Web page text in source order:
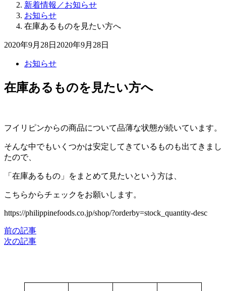
新着情報／お知らせ
お知らせ
在庫あるものを見たい方へ
2020年9月28日 2020年9月28日
お知らせ
在庫あるものを見たい方へ
フイリピンからの商品について品薄な状態が続いています。
そんな中でもいくつかは安定してきているものも出てきまし
たので、
「在庫あるもの」をまとめて見たいという方は、
こちらからチェックをお願いします。
https://philippinefoods.co.jp/shop/?orderby=stock_quantity-desc
前の記事
次の記事